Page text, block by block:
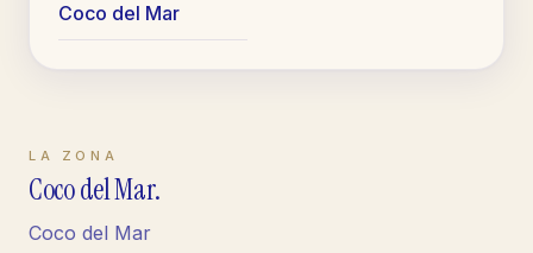
Coco del Mar
LA ZONA
Coco del Mar.
Coco del Mar